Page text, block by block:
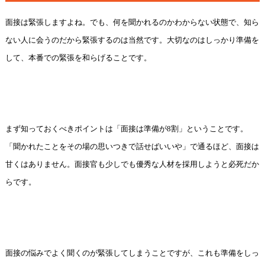
面接は緊張しますよね。でも、何を聞かれるのかわからない状態で、知ら
ない人に会うのだから緊張するのは当然です。大切なのはしっかり準備を
して、本番での緊張を和らげることです。
まず知っておくべきポイントは「面接は準備が8割」ということです。
「聞かれたことをその場の思いつきで話せばいいや」で通るほど、面接は
甘くはありません。面接官も少しでも優秀な人材を採用しようと必死だか
らです。
面接の悩みでよく聞くのが緊張してしまうことですが、これも準備をしっ